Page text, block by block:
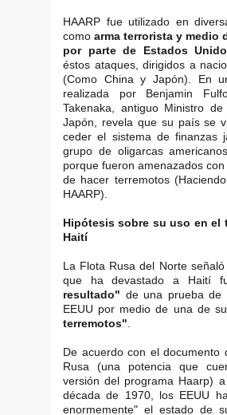
HAARP fue utilizado en
como arma terrorista y medio
por parte de Estados
éstos ataques, dirigidos a
(Como China y Japón). En
realizada por Benjamin
Takenaka, antiguo Ministro
Japón, revela que su país se
ceder el sistema de finanzas
grupo de oligarcas
porque fueron amenazados
de hacer terremotos
HAARP).
Hipótesis sobre su uso en el
Haití
La Flota Rusa del Norte
que ha devastado a Haití
resultado" de una prueba de
EEUU por medio de una de
terremotos"
De acuerdo con el documento
Rusa (una potencia que
versión del programa Haarp)
década de 1970, los EEUU
enormemente" el estado de